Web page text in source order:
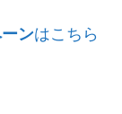
ンはこちら